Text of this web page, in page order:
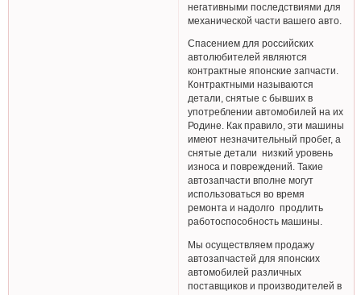
негативными последствиями для
механической части вашего авто.
Спасением для российских
автолюбителей являются
контрактные японские запчасти.
Контрактными называются
детали, снятые с бывших в
употреблении автомобилей на их
Родине. Как правило, эти машины
имеют незначительный пробег, а
снятые детали низкий уровень
износа и повреждений. Такие
автозапчасти вполне могут
использоваться во время
ремонта и надолго продлить
работоспособность машины.
Мы осуществляем продажу
автозапчастей для японских
автомобилей различных
поставщиков и производителей в